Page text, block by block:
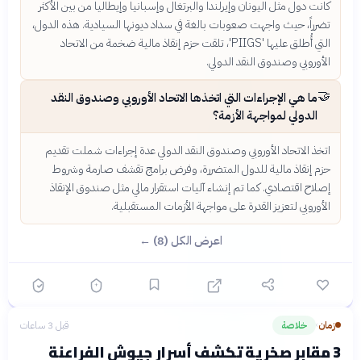
كانت دول مثل اليونان وإيرلندا والبرتغال وإسبانيا وإيطاليا من بين الأكثر
تضرراً، حيث واجهت صعوبات بالغة في سداد ديونها السيادية. هذه الدول،
التي أُطلق عليها 'PIIGS'، تلقت حزم إنقاذ مالية ضخمة من الاتحاد
الأوروبي وصندوق النقد الدولي.
🤝ما هي الإجراءات التي اتخذها الاتحاد الأوروبي وصندوق النقد
الدولي لمواجهة الأزمة؟
اتخذ الاتحاد الأوروبي وصندوق النقد الدولي عدة إجراءات شملت تقديم
حزم إنقاذ مالية للدول المتضررة، وفرض برامج تقشف صارمة وشروط
إصلاح اقتصادي. كما تم إنشاء آليات استقرار مالي مثل صندوق الإنقاذ
الأوروبي لتعزيز القدرة على مواجهة الأزمات المستقبلية.
اعرض الكل (8) ←
زمان› خلاصة قبل 3 ساعات
3 مقابر صخرية تكشف أسرار جيوش الفراعنة